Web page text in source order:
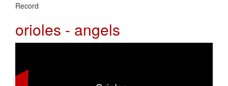
Record
orioles - angels